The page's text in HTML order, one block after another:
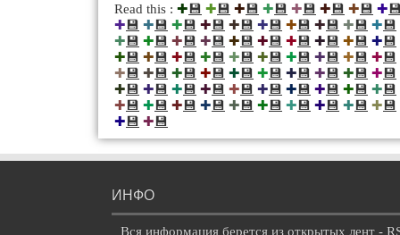
Read this : ✚💾 ✚💾 ✚💾 ✚💾 ✚💾 ✚💾 ✚💾 ✚
✚💾 ✚💾 ✚💾 ✚💾 ✚💾 ✚💾 ✚💾 ✚💾 ✚💾 ✚💾
✚💾 ✚💾 ✚💾 ✚💾 ✚💾 ✚💾 ✚💾 ✚💾 ✚💾 ✚💾
✚💾 ✚💾 ✚💾 ✚💾 ✚💾 ✚💾 ✚💾 ✚💾 ✚💾 ✚💾
✚💾 ✚💾 ✚💾 ✚💾 ✚💾 ✚💾 ✚💾 ✚💾 ✚💾 ✚💾
✚💾 ✚💾 ✚💾 ✚💾 ✚💾 ✚💾 ✚💾 ✚💾 ✚💾 ✚💾
✚💾 ✚💾 ✚💾 ✚💾 ✚💾 ✚💾 ✚💾 ✚💾 ✚💾 ✚💾
✚💾 ✚💾
ИНФО
Вся информация берется из открытых лент -